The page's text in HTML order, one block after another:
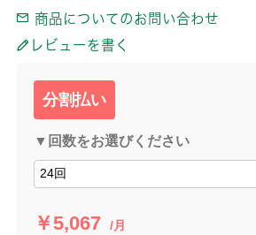
商品についてのお問い合わせ
レビューを書く
分割払い
▼回数をお選びください
￥5,067 /月